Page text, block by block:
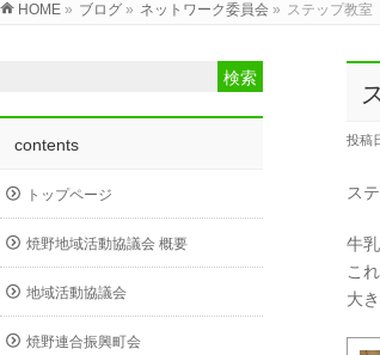
HOME » ブログ » ネットワーク委員会 » ステップ教室
投稿
ス
牛
こ
大
contents
トップページ
焼野地域活動協議会 概要
地域活動協議会
焼野連合振興町会